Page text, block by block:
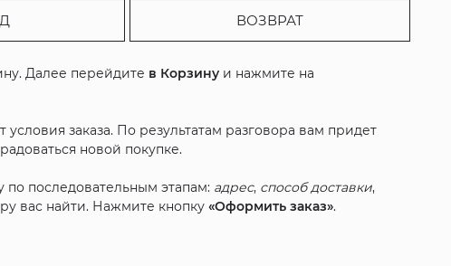
ВОЗВРАТ
Далее перейдите в Корзину и нажмите на
заказа. По результатам разговора вам придет
новой покупке.
последовательным этапам: адрес, способ доставки,
вас найти. Нажмите кнопку«Оформить заказ».